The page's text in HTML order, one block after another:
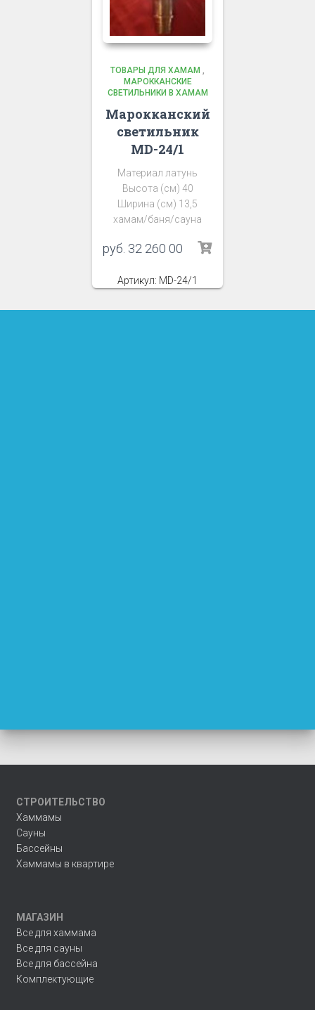
ТОВАРЫ ДЛЯ ХАМАМ
МАРОККАНСКИЕ
СВЕТИЛЬНИКИ В ХАМАМ
Марокканский
светильник
MD-24/1
Материал латунь
Высота (см) 40
Ширина (см) 13,5
хамам/баня/сауна
руб. 32 260 00
Артикул: MD-24/1
СТРОИТЕЛЬСТВО
Хаммамы
Сауны
Бассейны
Хаммамы в квартире
МАГАЗИН
Все для хаммама
Все для сауны
Все для бассейна
Комплектующие